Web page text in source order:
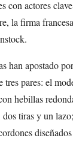
con actores
la firma
han apostado
pares: el
hebillas
tiras y un